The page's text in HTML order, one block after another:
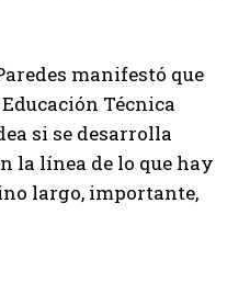
manifestó que
Técnica
si se desarrolla
la línea de lo que hay
largo, importante,